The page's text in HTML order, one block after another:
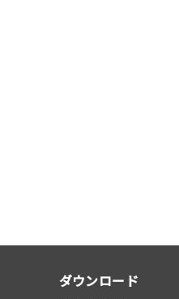
ダウンロード